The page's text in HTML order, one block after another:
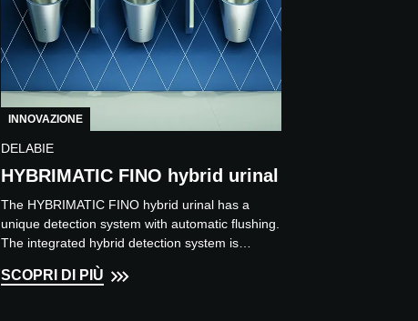
INNOVAZIONE
DELABIE
HYBRIMATIC FINO hybrid urinal
The HYBRIMATIC FINO hybrid urinal has a
unique detection system with automatic flushing.
The integrated hybrid detection system is
SCOPRI DI PIÙ